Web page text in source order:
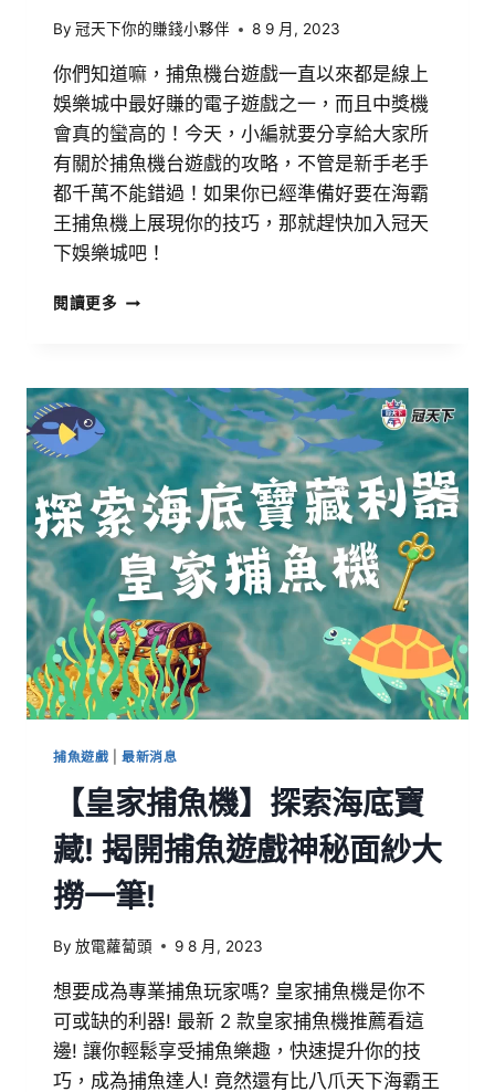
By 冠天下你的賺錢小夥伴 8 9 月, 2023
你們知道嘛，捕魚機台遊戲一直以來都是線上
娛樂城中最好賺的電子遊戲之一，而且中獎機
會真的蠻高的！今天，小編就要分享給大家所
有關於捕魚機台遊戲的攻略，不管是新手老手
都千萬不能錯過！如果你已經準備好要在海霸
王捕魚機上展現你的技巧，那就趕快加入冠天
下娛樂城吧！
閱讀更多
捕魚遊戲 |最新消息
【皇家捕魚機】探索海底寶
藏! 揭開捕魚遊戲神秘面紗大
撈一筆!
By 放電蘿蔔頭 9 8 月, 2023
想要成為專業捕魚玩家嗎? 皇家捕魚機是你不
可或缺的利器! 最新 2 款皇家捕魚機推薦看這
邊! 讓你輕鬆享受捕魚樂趣，快速提升你的技
巧，成為捕魚達人! 竟然還有比八爪天下海霸王